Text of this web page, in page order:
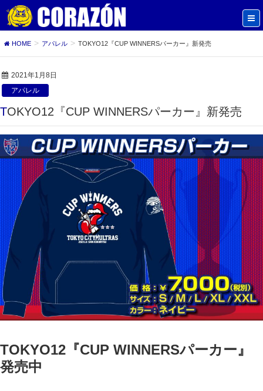
HOME アパレル TOKYO12『CUP WINNERSパーカー』新発売
2021年1月8日
アパレル
TOKYO12『CUP WINNERSパーカー』新発売
TOKYO12『CUP WINNERSパーカー』
発売中